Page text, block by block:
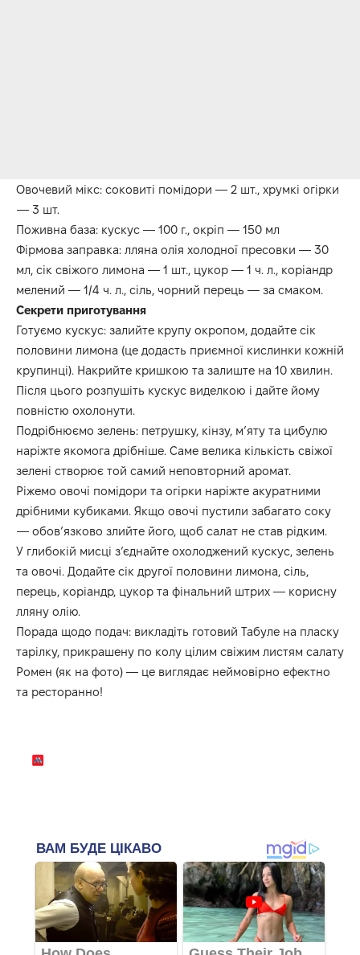
Овочевий мікс: соковиті помідори — 2 шт., хрумкі огірки
— 3 шт.
Поживна база: кускус — 100 г., окріп — 150 мл
Фірмова заправка: лляна олія холодної пресовки — 30
мл, сік свіжого лимона — 1 шт., цукор — 1 ч. л., коріандр
мелений — 1/4 ч. л., сіль, чорний перець — за смаком.
Секрети приготування
Готуємо кускус: залийте крупу окропом, додайте сік
половини лимона (це додасть приємної кислинки кожній
крупинці). Накрийте кришкою та залиште на 10 хвилин.
Після цього розпушіть кускус виделкою і дайте йому
повністю охолонути.
Подрібнюємо зелень: петрушку, кінзу, м’яту та цибулю
наріжте якомога дрібніше. Саме велика кількість свіжої
зелені створює той самий неповторний аромат.
Ріжемо овочі помідори та огірки наріжте акуратними
дрібними кубиками. Якщо овочі пустили забагато соку
— обов’язково злийте його, щоб салат не став рідким.
У глибокій мисці з’єднайте охолоджений кускус, зелень
та овочі. Додайте сік другої половини лимона, сіль,
перець, коріандр, цукор та фінальний штрих — корисну
лляну олію.
Порада щодо подач: викладіть готовий Табуле на пласку
тарілку, прикрашену по колу цілим свіжим листям салату
Ромен (як на фото) — це виглядає неймовірно ефектно
та ресторанно!